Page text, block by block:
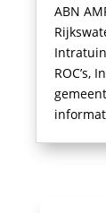
ABN
ROC’s,